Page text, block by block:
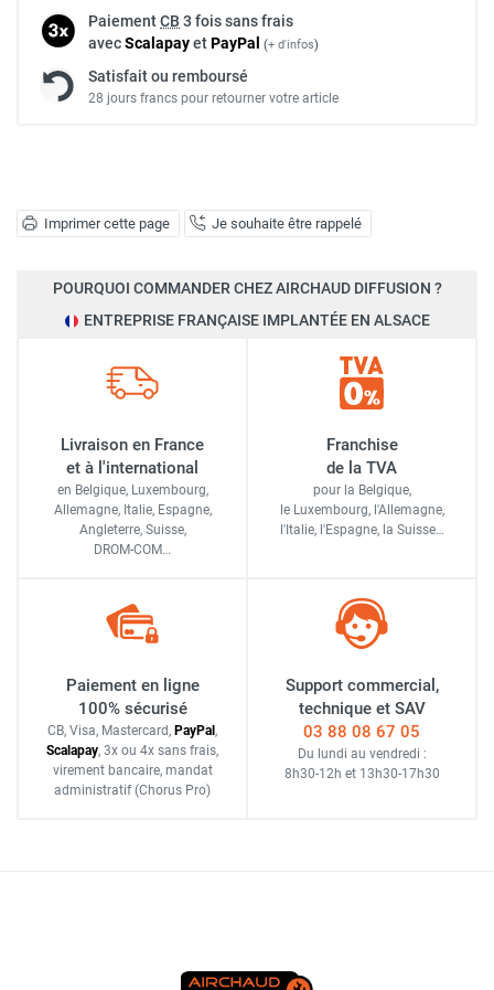
Imprimer cette page Je souhaite être rappelé
PaiementCB 3 fois sans frais
avecScalapayetPayPal (+ d'infos)
Satisfait ou remboursé
28 jours francs pour retourner votre article
POURQUOI COMMANDER CHEZ AIRCHAUD DIFFUSION ?
ENTREPRISE FRANÇAISE IMPLANTÉE EN ALSACE
Livraison en France
et à l'international
en Belgique, Luxembourg,
Allemagne, Italie, Espagne,
Angleterre, Suisse,
DROM-COM…
Franchise
de la TVA
pour la Belgique,
le Luxembourg, l'Allemagne,
l'Italie, l'Espagne, la Suisse…
Paiement en ligne
100% sécurisé
CB, Visa, Mastercard, PayPal ,
Scalapay, 3x ou 4x sans frais,
virement bancaire, mandat
administratif (Chorus Pro)
Support commercial,
technique et SAV
03 88 08 67 05
Du lundi au vendredi :
8h30-12h et 13h30-17h30